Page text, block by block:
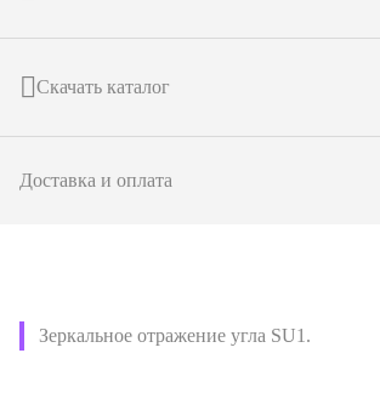
Скачать каталог
Доставка и оплата
Зеркальное отражение угла SU1.